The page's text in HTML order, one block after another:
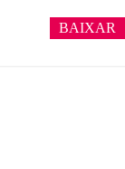
BAIXAR